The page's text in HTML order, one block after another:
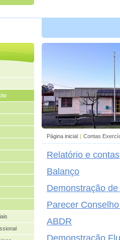
Página inicial | Contas
Relatório e contas
Balanço
Demonstração
Parecer
ABDR
Demonstração